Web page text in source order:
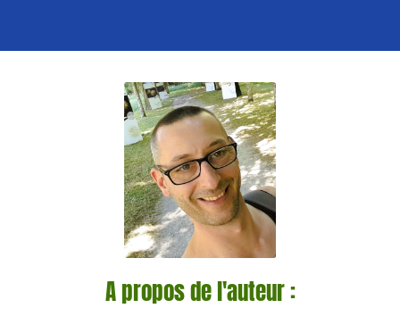
A propos de l'auteur :